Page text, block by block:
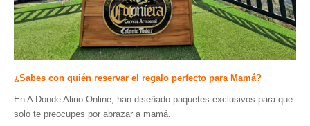
¿Sabes con quién reservar el regalo perfecto para Mamá?
En A Donde Alirio Online, han diseñado paquetes exclusivos para que
solo te preocupes por abrazar a mamá.